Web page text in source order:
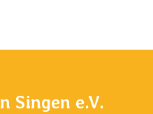
Singen e.V.